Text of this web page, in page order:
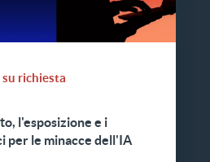
richiesta
l'esposizione e i
per le minacce dell'IA